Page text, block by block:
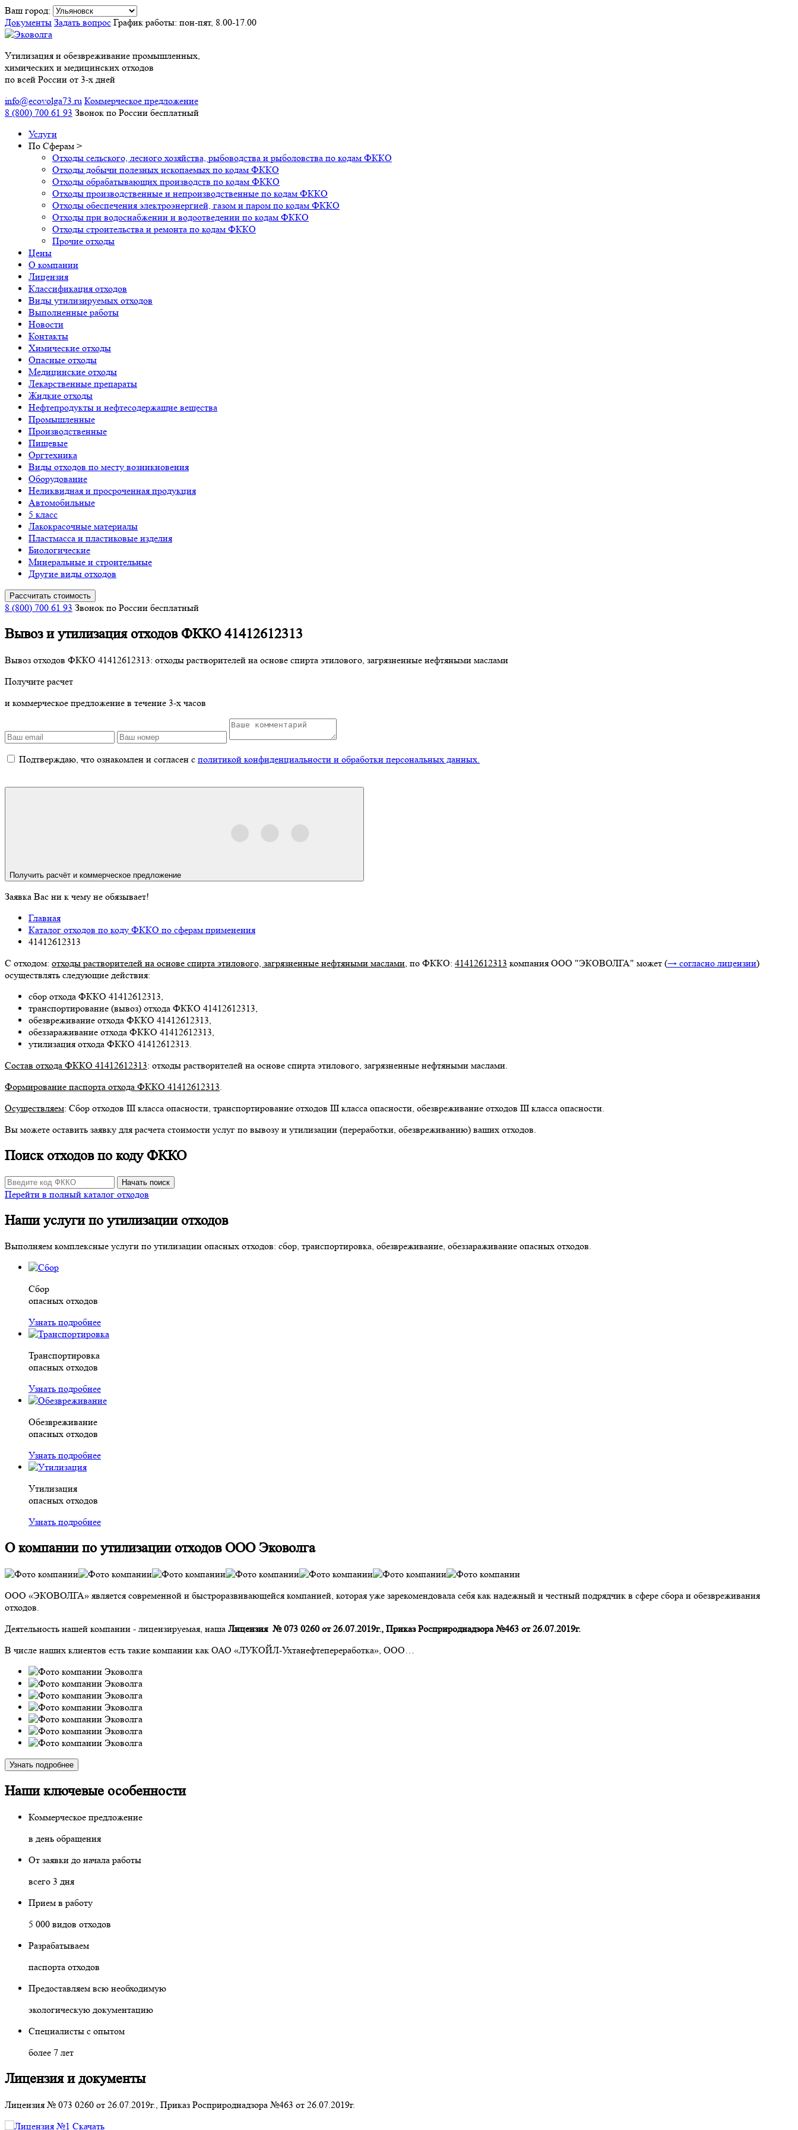
Ваш город:
Документы Задать вопрос График работы: пон-пят, 8.00-17.00
Утилизация и обезвреживание промышленных,
химических и медицинских отходов
по всей России от 3-х дней
info@ecovolga73.ru Коммерческое предложение
8 (800) 700 61 93 Звонок по России бесплатный
Услуги
По Сферам >
Отходы сельского, лесного хозяйства, рыбоводства и рыболовства по кодам ФККО
Отходы добычи полезных ископаемых по кодам ФККО
Отходы обрабатывающих производств по кодам ФККО
Отходы производственные и непроизводственные по кодам ФККО
Отходы обеспечения электроэнергией, газом и паром по кодам ФККО
Отходы при водоснабжении и водоотведении по кодам ФККО
Отходы строительства и ремонта по кодам ФККО
Прочие отходы
Цены
О компании
Лицензия
Классификация отходов
Виды утилизируемых отходов
Выполненные работы
Новости
Контакты
Химические отходы
Опасные отходы
Медицинские отходы
Лекарственные препараты
Жидкие отходы
Нефтепродукты и нефтесодержащие вещества
Промышленные
Производственные
Пищевые
Оргтехника
Виды отходов по месту возникновения
Оборудование
Неликвидная и просроченная продукция
Автомобильные
5 класс
Лакокрасочные материалы
Пластмасса и пластиковые изделия
Биологические
Минеральные и строительные
Другие виды отходов
Рассчитать стоимость
8 (800) 700 61 93 Звонок по России бесплатный
Вывоз и утилизация отходов ФККО 41412612313
Вывоз отходов ФККО 41412612313: отходы растворителей на основе спирта этилового, загрязненные нефтяными маслами
Получите расчет
и коммерческое предложение в течение 3-х часов
Подтверждаю, что ознакомлен и согласен с политикой конфиденциальности и обработки персональных данных.
Получить расчёт и коммерческое предложение
Заявка Вас ни к чему не обязывает!
Главная
Каталог отходов по коду ФККО по сферам применения
41412612313
С отходом: отходы растворителей на основе спирта этилового, загрязненные нефтяными маслами, по ФККО: 41412612313 компания ООО "ЭКОВОЛГА" может (→ согласно лицензии)
осуществлять следующие действия:
сбор отхода ФККО 41412612313,
транспортирование (вывоз) отхода ФККО 41412612313,
обезвреживание отхода ФККО 41412612313,
обеззараживание отхода ФККО 41412612313,
утилизация отхода ФККО 41412612313.
Состав отхода ФККО 41412612313: отходы растворителей на основе спирта этилового, загрязненные нефтяными маслами.
Формирование паспорта отхода ФККО 41412612313.
Осуществляем: Сбор отходов III класса опасности, транспортирование отходов III класса опасности, обезвреживание отходов III класса опасности.
Вы можете оставить заявку для расчета стоимости услуг по вывозу и утилизации (переработки, обезвреживанию) ваших отходов.
Поиск отходов по коду ФККО
Начать поиск
Перейти в полный каталог отходов
Наши услуги по утилизации отходов
Выполняем комплексные услуги по утилизации опасных отходов: сбор, транспортировка, обезвреживание, обеззараживание опасных отходов.
Сбор
опасных отходов
Узнать подробнее
Транспортировка
опасных отходов
Узнать подробнее
Обезвреживание
опасных отходов
Узнать подробнее
Утилизация
опасных отходов
Узнать подробнее
О компании по утилизации отходов ООО Эковолга
ООО «ЭКОВОЛГА» является современной и быстроразвивающейся компанией, которая уже зарекомендовала себя как надежный и честный подрядчик в сфере сбора и обезвреживания
отходов.
Деятельность нашей компании - лицензируемая, наша Лицензия № 073 0260 от 26.07.2019г., Приказ Росприроднадзора №463 от 26.07.2019г.
В числе наших клиентов есть такие компании как ОАО «ЛУКОЙЛ-Ухтанефтепереработка», ООО…
Узнать подробнее
Наши ключевые особенности
Коммерческое предложение
в день обращения
От заявки до начала работы
всего 3 дня
Прием в работу
5 000 видов отходов
Разрабатываем
паспорта отходов
Предоставляем всю необходимую
экологическую документацию
Специалисты с опытом
более 7 лет
Лицензия и документы
Лицензия № 073 0260 от 26.07.2019г., Приказ Росприроднадзора №463 от 26.07.2019г.
Скачать